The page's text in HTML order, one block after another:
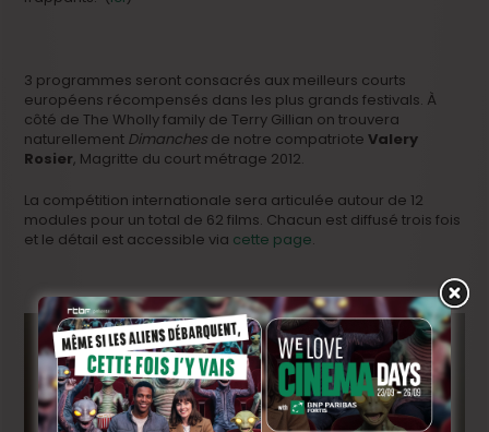
3 programmes seront consacrés aux meilleurs courts
européens récompensés dans les plus grands festivals. À
côté de The Wholly family de Terry Gillian on trouvera
naturellement Dimanches de notre compatrioteValery
Rosier, Magritte du court métrage 2012.
La compétition internationale sera articulée autour de 12
modules pour un total de 62 films. Chacun est diffusé trois fois
et le détail est accessible via cette page.